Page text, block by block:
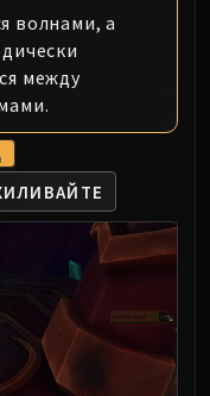
волнами, а
между